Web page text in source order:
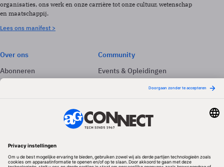
organisaties, ons werk en onze carrière tot onze cultuur, wetenschap
en maatschappij.
Lees ons manifest >
Over ons
Abonneren
Adverteren
Community
Events & Opleidingen
Volg ons